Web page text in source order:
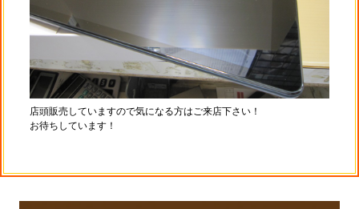
店頭販売していますので気になる方はご来店下さい！
お待ちしています！